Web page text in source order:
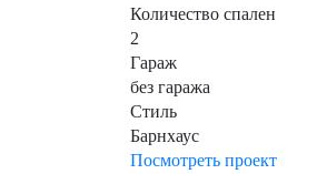
Количество спален
2
Гараж
без гаража
Стиль
Барнхаус
Посмотреть проект